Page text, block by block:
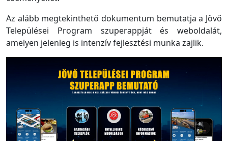
Az alább megtekinthető dokumentum bemutatja a Jövő
Települései Program szuperappját és weboldalát,
amelyen jelenleg is intenzív fejlesztési munka zajlik.